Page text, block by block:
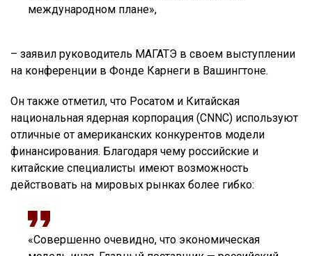
международном плане»,
– заявил руководитель МАГАТЭ в своем выступлении
на конференции в Фонде Карнеги в Вашингтоне.
Он также отметил, что Росатом и Китайская
национальная ядерная корпорация (CNNC) используют
отличные от американских конкурентов модели
финансирования. Благодаря чему российские и
китайские специалисты имеют возможность
действовать на мировых рынках более гибко:
«Совершенно очевидно, что экономическая